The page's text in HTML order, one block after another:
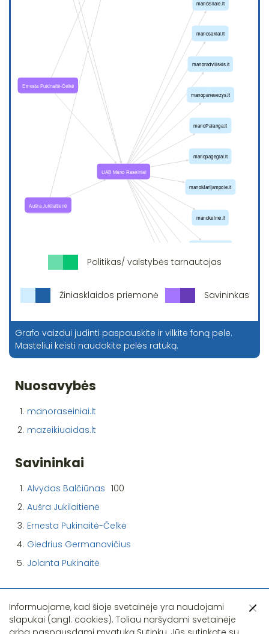
Politikas/ valstybės tarnautojas
Žiniasklaidos priemonė Savininkas
Grafo vaizdui judinti paspauskite ir vilkite foną pele.
Masteliui keisti naudokite pelės ratuką.
Nuosavybės
1. manoraseiniai.lt
2. mazeikiuaidas.lt
Savininkai
1. Alvydas Balčiūnas 100
2. Aušra Jukilaitienė
3. Ernesta Pukinaitė-Čelkė
4. Giedrius Germanavičius
5. Jolanta Pukinaitė
Informuojame, kad šioje svetainėje yra naudojami
slapukai (angl. cookies). Toliau naršydami svetainėje